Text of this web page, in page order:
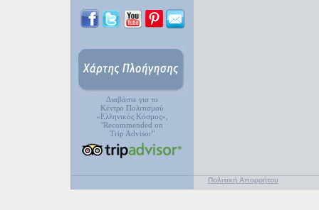
Διαβάστε για το
Κέντρο Πολιτισμού
«Ελληνικός Κόσμος»,
"Recommended on
Trip Advisor"
Πολιτική Απορρήτου